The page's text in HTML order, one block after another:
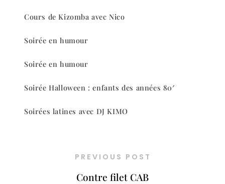
Cours de Kizomba avec Nico
Soirée en humour
Soirée en humour
Soirée Halloween : enfants des années 80′
Soirées latines avec DJ KIMO
PREVIOUS POST
Contre filet CAB